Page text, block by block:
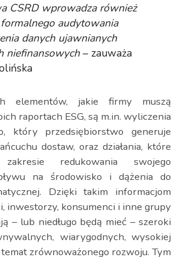
CSRD wprowadza również
audytowania
danych ujawnianych
niefinansowych– zauważa
elementów, jakie firmy muszą
raportach ESG, są m.in. wyliczenia
który przedsiębiorstwo generuje
dostaw, oraz działania, które
redukowania swojego
na środowisko i dążenia do
Dzięki takim informacjom
inwestorzy, konsumenci i inne grupy
– lub niedługo będą mieć – szeroki
wiarygodnych, wysokiej
zrównoważonego rozwoju. Tym